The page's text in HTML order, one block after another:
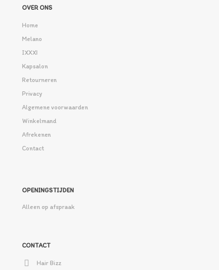
OVER ONS
Home
Melano
IXXXI
Kapsalon
Retourneren
Privacy
Algemene voorwaarden
Winkelmand
Afrekenen
Contact
OPENINGSTIJDEN
Alleen op afspraak
CONTACT
Hair Bizz